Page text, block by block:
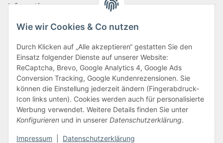
Wie wir Cookies & Co nutzen
Durch Klicken auf „Alle akzeptieren“ gestatten Sie den
Einsatz folgender Dienste auf unserer Website:
ReCaptcha, Brevo, Google Analytics 4, Google Ads
Conversion Tracking, Google Kundenrezensionen. Sie
können die Einstellung jederzeit ändern (Fingerabdruck-
Icon links unten). Cookies werden auch für personalisierte
Werbung verwendet. Weitere Details finden Sie unter
Konfigurieren und in unserer Datenschutzerklärung.
Impressum Datenschutzerklärung
Informationen
Zahlungsarten
Vertrag widerrufen